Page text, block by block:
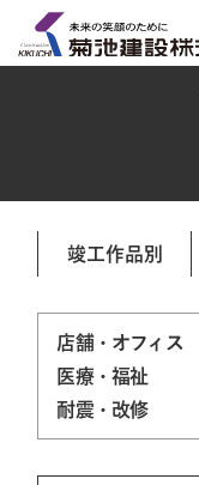
竣工作品別
店舗・オフィス
医療・福祉
耐震・改修